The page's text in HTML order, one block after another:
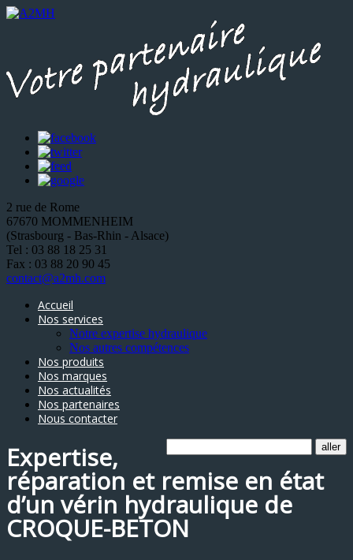
2 rue de Rome
67670 MOMMENHEIM
(Strasbourg - Bas-Rhin - Alsace)
Tel : 03 88 18 25 31
Fax : 03 88 20 90 45
contact@a2mh.com
Accueil
Nos services
Notre expertise hydraulique
Nos autres compétences
Nos produits
Nos marques
Nos actualités
Nos partenaires
Nous contacter
Expertise,
réparation et remise en état
d’un vérin hydraulique de
CROQUE-BETON